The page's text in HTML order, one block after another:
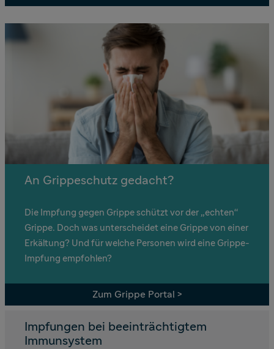
An Grippeschutz gedacht?
Die Impfung gegen Grippe schützt vor der „echten“
Grippe. Doch was unterscheidet eine Grippe von einer
Erkältung? Und für welche Personen wird eine Grippe-
Impfung empfohlen?
Zum Grippe Portal >
Impfungen bei beeinträchtigtem
Immunsystem